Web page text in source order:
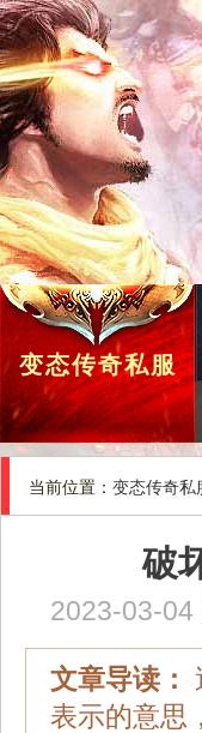
变态传奇私服
当前位置： 变态传奇私
破
2023-03-04
文章导读：
表示的意思